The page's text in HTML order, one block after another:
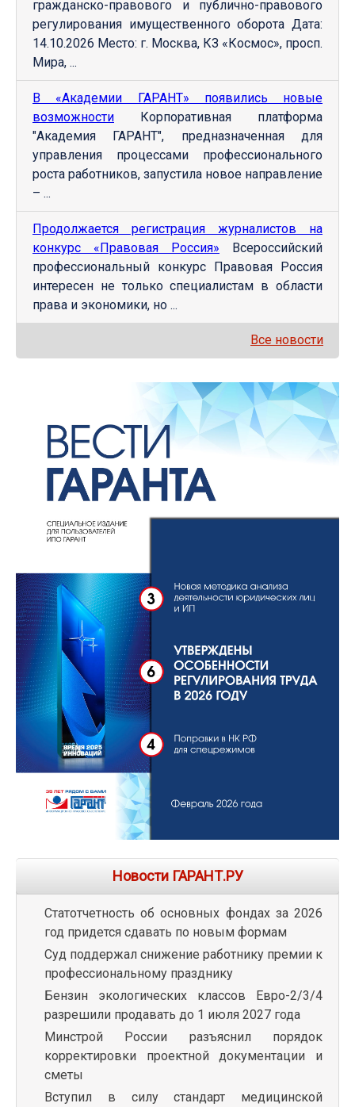
гражданско-правового и публично-правового
регулирования имущественного оборота Дата:
14.10.2026 Место: г. Москва, КЗ «Космос», просп.
Мира, ...
В «Академии ГАРАНТ» появились новые
возможности Корпоративная платформа
"Академия ГАРАНТ", предназначенная для
управления процессами профессионального
роста работников, запустила новое направление
– ...
Продолжается регистрация журналистов на
конкурс «Правовая Россия» Всероссийский
профессиональный конкурс Правовая Россия
интересен не только специалистам в области
права и экономики, но ...
Все новости
Новости ГАРАНТ.РУ
Статотчетность об основных фондах за 2026
год придется сдавать по новым формам
Суд поддержал снижение работнику премии к
профессиональному празднику
Бензин экологических классов Евро-2/3/4
разрешили продавать до 1 июля 2027 года
Минстрой России разъяснил порядок
корректировки проектной документации и
сметы
Вступил в силу стандарт медицинской